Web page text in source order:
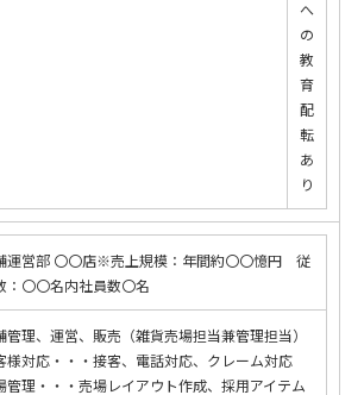
へ
の
教
育
配
転
あ
り
営部 〇〇店※売上規模：年間約〇〇憶円 従
：〇〇名内社員数〇名
理、運営、販売（雑貨売場担当兼管理担当）
様対応・・・接客、電話対応、クレーム対応
管理・・・売場レイアウト作成、採用アイテム